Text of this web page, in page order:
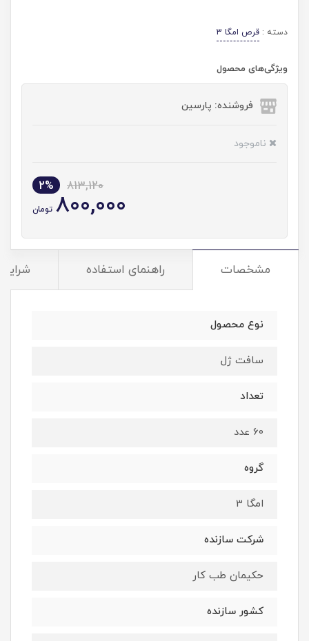
دسته : قرص امگا 3
ویژگی‌های محصول
فروشنده: پارسین
ناموجود
813,120
2%
800,000 تومان
مشخصات راهنمای استفاده
نوع محصول
سافت ژل
تعداد
60 عدد
گروه
امگا 3
شرکت سازنده
حکیمان طب کار
کشور سازنده